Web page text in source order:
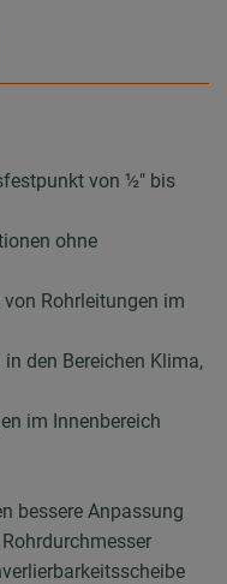
von ½″ bis
ohne
Rohrleitungen im
den Bereichen Klima,
im Innenbereich
bessere Anpassung